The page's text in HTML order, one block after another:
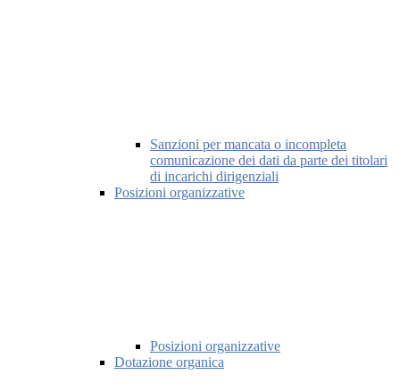
Sanzioni per mancata o incompleta
comunicazione dei dati da parte dei titolari
di incarichi dirigenziali
Posizioni organizzative
Posizioni organizzative
Dotazione organica